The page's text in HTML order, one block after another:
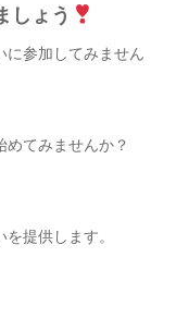
しょう
に参加してみません
めてみませんか？
提供します。